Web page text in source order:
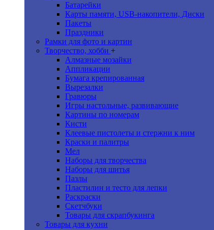
Батарейки
Карты памяти, USB-накопители, Диски
Пакеты
Праздники
Рамки для фото и картин
Творчество, хобби +
Алмазные мозайки
Аппликации
Бумага крепированная
Вырезалки
Гравюры
Игры настольные, развивающие
Картины по номерам
Кисти
Клеевые пистолеты и стержни к ним
Краски и палитры
Мел
Наборы для творчества
Наборы для шитья
Пазлы
Пластилин и тесто для лепки
Раскраски
Скетчбуки
Товары для скрапбукинга
Товары для кухни